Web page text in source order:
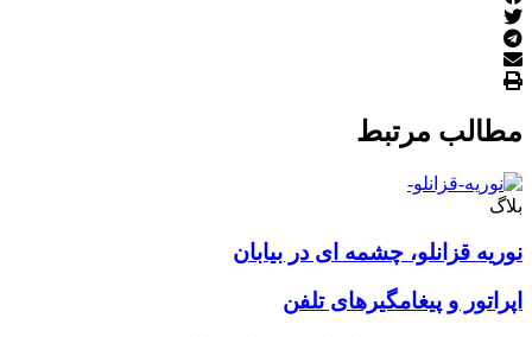
مرتبط
قزانلو، چشمه ای در بیابان
و پیغامگیرهای تلفن